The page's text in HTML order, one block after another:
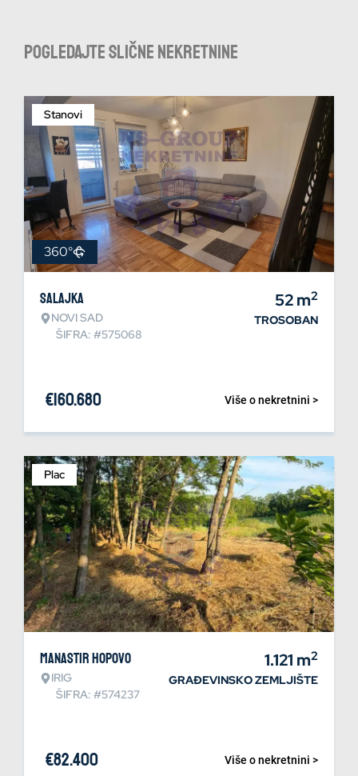
Pogledajte slične nekretnine
Stanovi
360°
Salajka
NOVI SAD
ŠIFRA: #575068
52m2
TROSOBAN
Više o nekretnini >
€160.680
Plac
Manastir Hopovo
IRIG
ŠIFRA: #574237
1.121 m2
GRAĐEVINSKO ZEMLJIŠTE
Više o nekretnini >
€82.400